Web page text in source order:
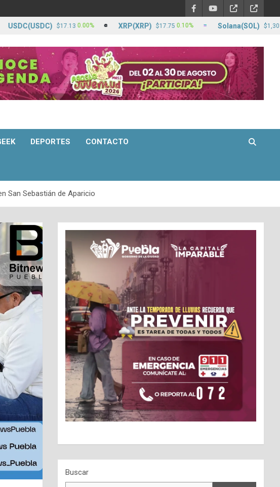
DEPORTES CONTACTO
San Sebastián de Aparicio
Buscar
$17.13 0.00% XRP(XRP) $17.75 0.10% Solana(SOL) $1,301.34